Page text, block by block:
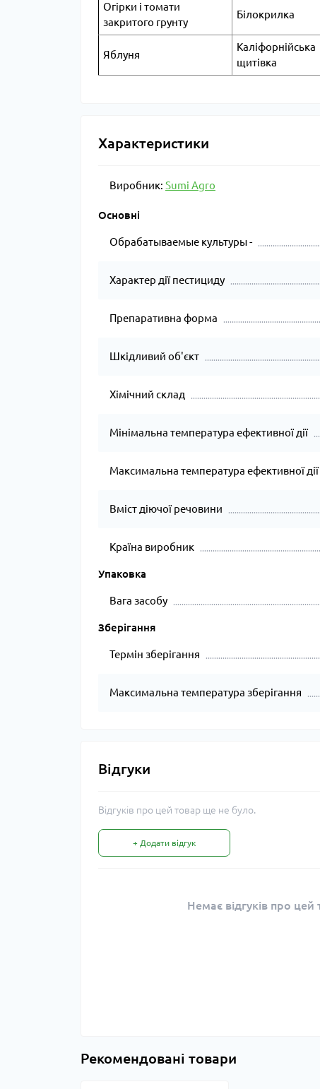
Огірки і томати
закритого грунту
Білокрилка
Яблуня
Каліфорнійська
щитівка
Характеристики
Виробник: Sumi Agro
Основні
Обрабатываемые культуры -
Характер дії пестициду
Препаративна форма
Шкідливий об'єкт
Хімічний склад
Мінімальна температура ефективної дії
Максимальна температура ефективної дії
Вміст діючої речовини
Країна виробник
Упаковка
Вага засобу
Зберігання
Термін зберігання
Максимальна температура зберігання
Відгуки
Відгуків про цей товар ще не було.
+ Додати відгук
Немає відгуків про
Рекомендовані товари